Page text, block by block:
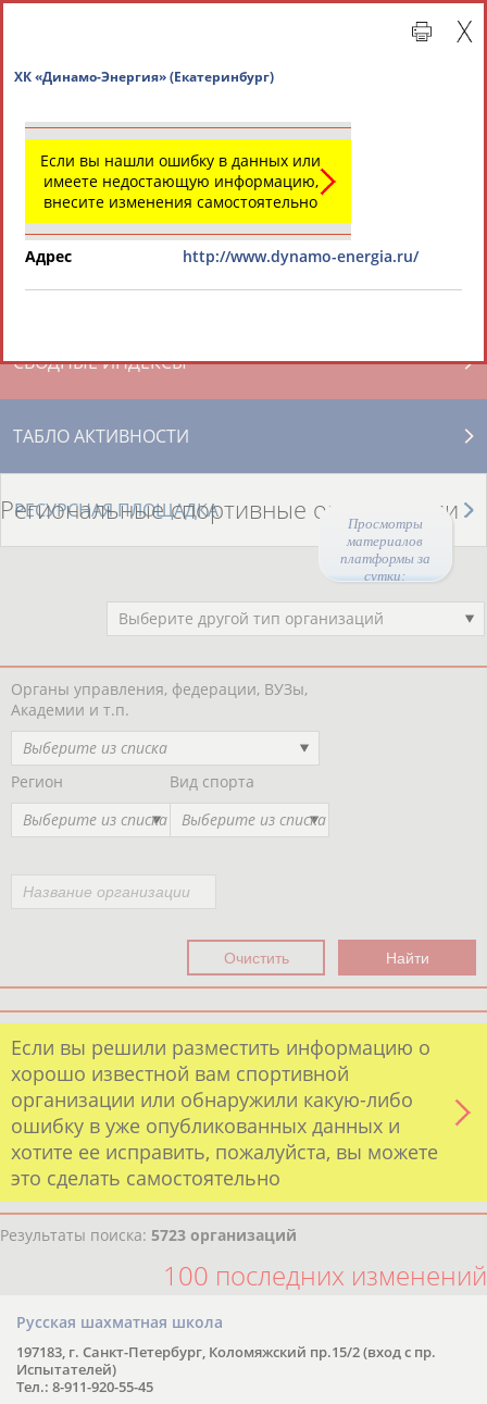
Просмотры
материалов
платформы за
сутки:
СВОДНЫЕ ИНДЕКСЫ
ТАБЛО АКТИВНОСТИ
РЕСУРСНАЯ ПЛОЩАДКА
Региональные спортивные организации
Выберите другой тип организаций
Органы управления, федерации, ВУЗы,
Академии и т.п.
Выберите из списка
Регион
Выберите из списка
Вид спорта
Выберите из списка
Если вы решили разместить информацию о
хорошо известной вам спортивной
организации или обнаружили какую-либо
ошибку в уже опубликованных данных и
хотите ее исправить, пожалуйста, вы можете
это сделать самостоятельно
Результаты поиска: 5723 организаций
100 последних изменений
Русская шахматная школа
197183, г. Санкт-Петербург, Коломяжский пр.15/2 (вход с пр.
Испытателей)
Тел.: 8-911-920-55-45
Если вы нашли ошибку в данных или
имеете недостающую информацию,
внесите изменения самостоятельно
Адрес http://www.dynamo-energia.ru/